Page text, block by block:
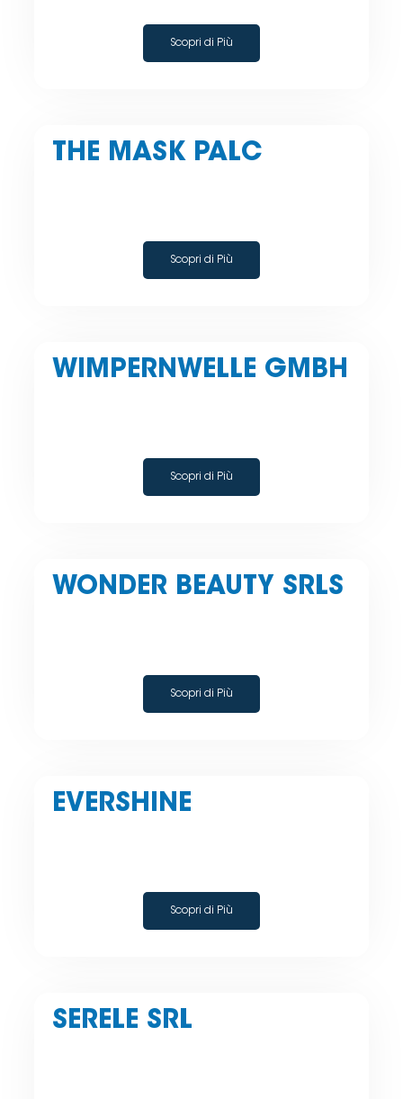
Scopri di Più
THE MASK PALC
Scopri di Più
WIMPERNWELLE GMBH
Scopri di Più
WONDER BEAUTY SRLS
Scopri di Più
EVERSHINE
Scopri di Più
SERELE SRL